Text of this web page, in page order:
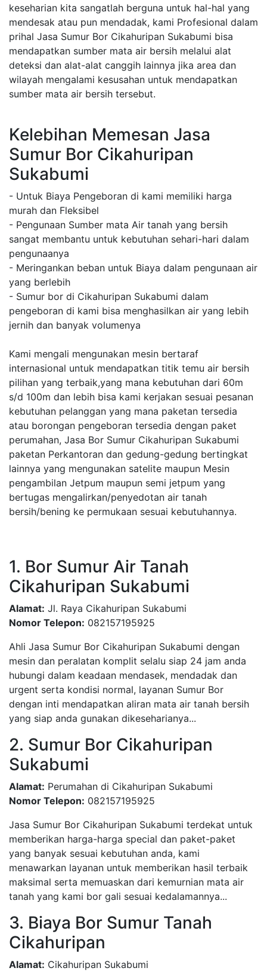
keseharian kita sangatlah berguna untuk hal-hal yang
mendesak atau pun mendadak, kami Profesional dalam
prihal Jasa Sumur Bor Cikahuripan Sukabumi bisa
mendapatkan sumber mata air bersih melalui alat
deteksi dan alat-alat canggih lainnya jika area dan
wilayah mengalami kesusahan untuk mendapatkan
sumber mata air bersih tersebut.
Kelebihan Memesan Jasa
Sumur Bor Cikahuripan
Sukabumi
- Untuk Biaya Pengeboran di kami memiliki harga
murah dan Fleksibel
- Pengunaan Sumber mata Air tanah yang bersih
sangat membantu untuk kebutuhan sehari-hari dalam
pengunaanya
- Meringankan beban untuk Biaya dalam pengunaan air
yang berlebih
- Sumur bor di Cikahuripan Sukabumi dalam
pengeboran di kami bisa menghasilkan air yang lebih
jernih dan banyak volumenya
Kami mengali mengunakan mesin bertaraf
internasional untuk mendapatkan titik temu air bersih
pilihan yang terbaik,yang mana kebutuhan dari 60m
s/d 100m dan lebih bisa kami kerjakan sesuai pesanan
kebutuhan pelanggan yang mana paketan tersedia
atau borongan pengeboran tersedia dengan paket
perumahan, Jasa Bor Sumur Cikahuripan Sukabumi
paketan Perkantoran dan gedung-gedung bertingkat
lainnya yang mengunakan satelite maupun Mesin
pengambilan Jetpum maupun semi jetpum yang
bertugas mengalirkan/penyedotan air tanah
bersih/bening ke permukaan sesuai kebutuhannya.
1. Bor Sumur Air Tanah
Cikahuripan Sukabumi
Alamat: Jl. Raya Cikahuripan Sukabumi
Nomor Telepon: 082157195925
Ahli Jasa Sumur Bor Cikahuripan Sukabumi dengan
mesin dan peralatan komplit selalu siap 24 jam anda
hubungi dalam keadaan mendasek, mendadak dan
urgent serta kondisi normal, layanan Sumur Bor
dengan inti mendapatkan aliran mata air tanah bersih
yang siap anda gunakan dikeseharianya...
2. Sumur Bor Cikahuripan
Sukabumi
Alamat: Perumahan di Cikahuripan Sukabumi
Nomor Telepon: 082157195925
Jasa Sumur Bor Cikahuripan Sukabumi terdekat untuk
memberikan harga-harga special dan paket-paket
yang banyak sesuai kebutuhan anda, kami
menawarkan layanan untuk memberikan hasil terbaik
maksimal serta memuaskan dari kemurnian mata air
tanah yang kami bor gali sesuai kedalamannya...
3. Biaya Bor Sumur Tanah
Cikahuripan
Alamat: Cikahuripan Sukabumi